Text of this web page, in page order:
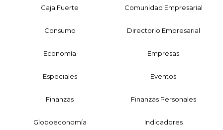
Caja Fuerte Comunidad Empresarial
Consumo Directorio Empresarial
Economía Empresas
Especiales Eventos
Finanzas Finanzas Personales
Globoeconomía Indicadores